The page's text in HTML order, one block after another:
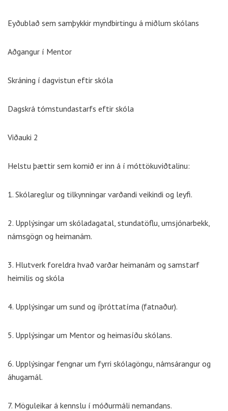
Eyðublað sem samþykkir myndbirtingu á miðlum skólans
Aðgangur í Mentor
Skráning í dagvistun eftir skóla
Dagskrá tómstundastarfs eftir skóla
Viðauki 2
Helstu þættir sem komið er inn á í móttökuviðtalinu:
1. Skólareglur og tilkynningar varðandi veikindi og leyfi.
2. Upplýsingar um skóladagatal, stundatöflu, umsjónarbekk,
námsgögn og heimanám.
3. Hlutverk foreldra hvað varðar heimanám og samstarf
heimilis og skóla
4. Upplýsingar um sund og íþróttatíma (fatnaður).
5. Upplýsingar um Mentor og heimasíðu skólans.
6. Upplýsingar fengnar um fyrri skólagöngu, námsárangur og
áhugamál.
7. Möguleikar á kennslu í móðurmáli nemandans.